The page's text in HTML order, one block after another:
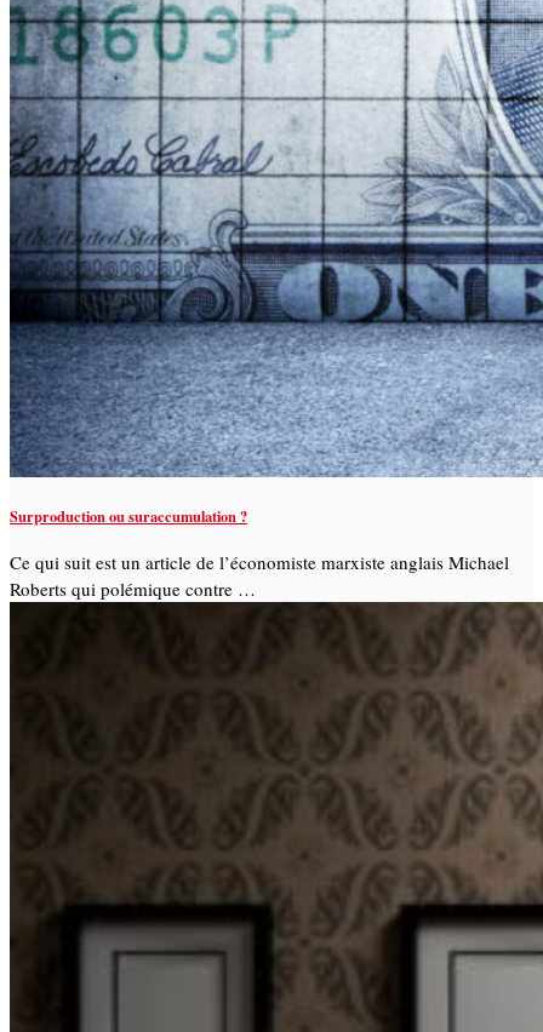
Surproduction ou suraccumulation ?
Ce qui suit est un article de l’économiste marxiste anglais Michael
Roberts qui polémique contre …